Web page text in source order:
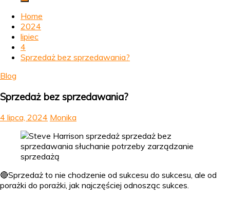
Home
2024
lipiec
4
Sprzedaż bez sprzedawania?
Blog
Sprzedaż bez sprzedawania?
4 lipca, 2024 Monika
🔴Sprzedaż to nie chodzenie od sukcesu do sukcesu, ale od
porażki do porażki, jak najczęściej odnosząc sukces.